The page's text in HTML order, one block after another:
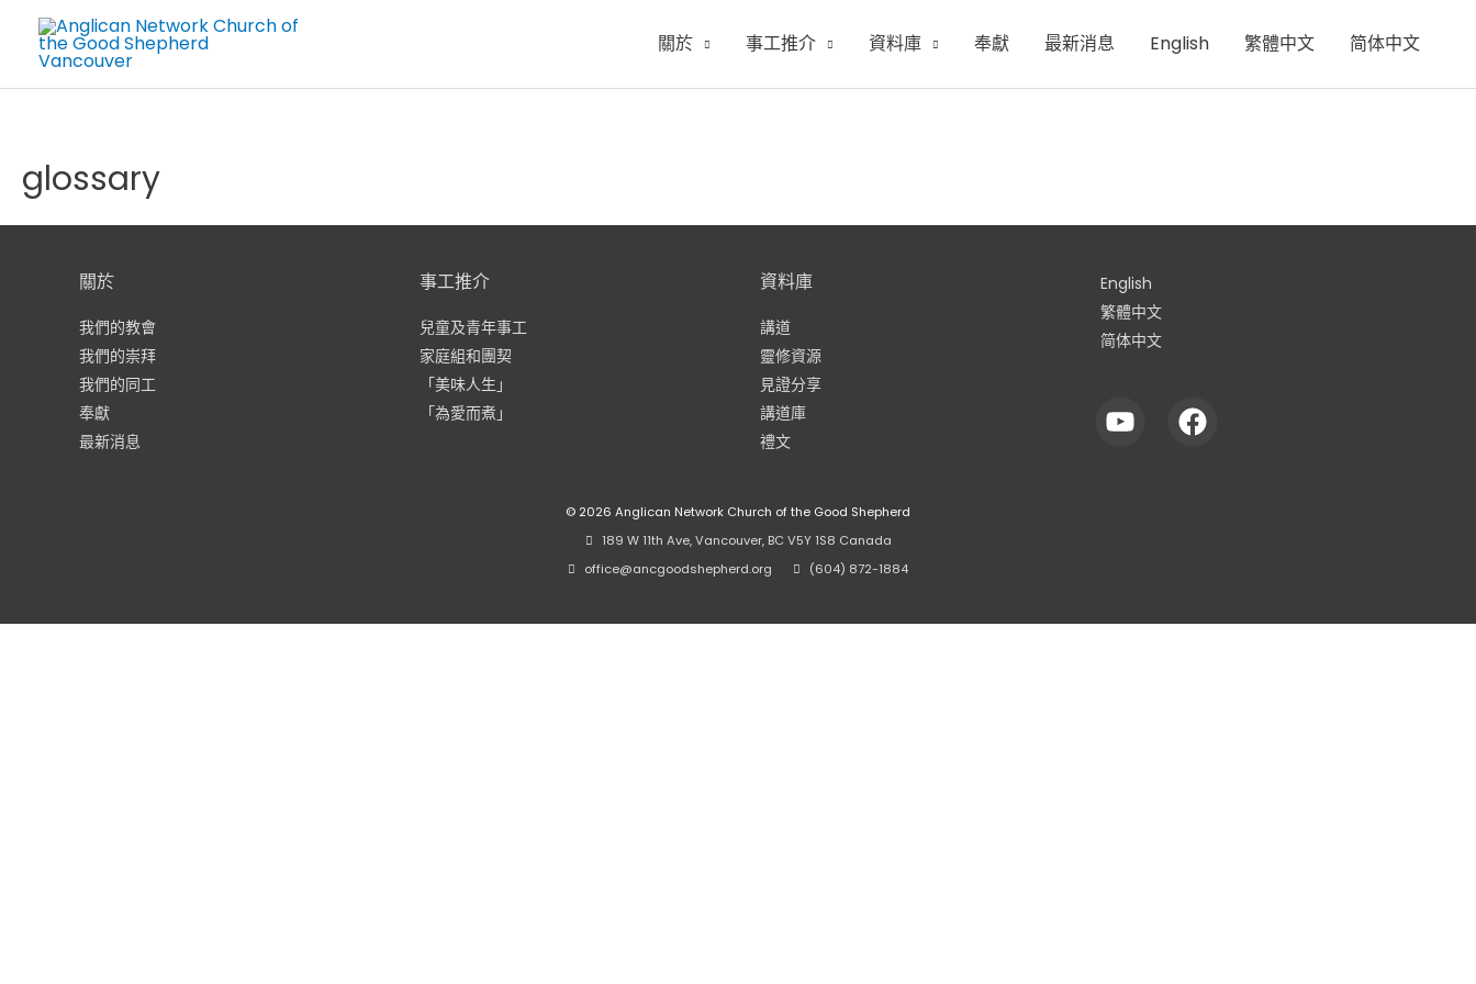
關於 事工推介 資料庫 奉獻 最新消息 English 繁體中文 简体中文
glossary
關於
我們的教會
我們的崇拜
我們的同工
奉獻
最新消息
事工推介
兒童及青年事工
家庭組和團契
「美味人生」
「為愛而煮」
資料庫
講道
靈修資源
見證分享
講道庫
禮文
English
繁體中文
简体中文
© 2026 Anglican Network Church of the Good Shepherd
⠀189 W 11th Ave, Vancouver, BC V5Y 1S8 Canada
⠀office@ancgoodshepherd.org
⠀(604) 872-1884